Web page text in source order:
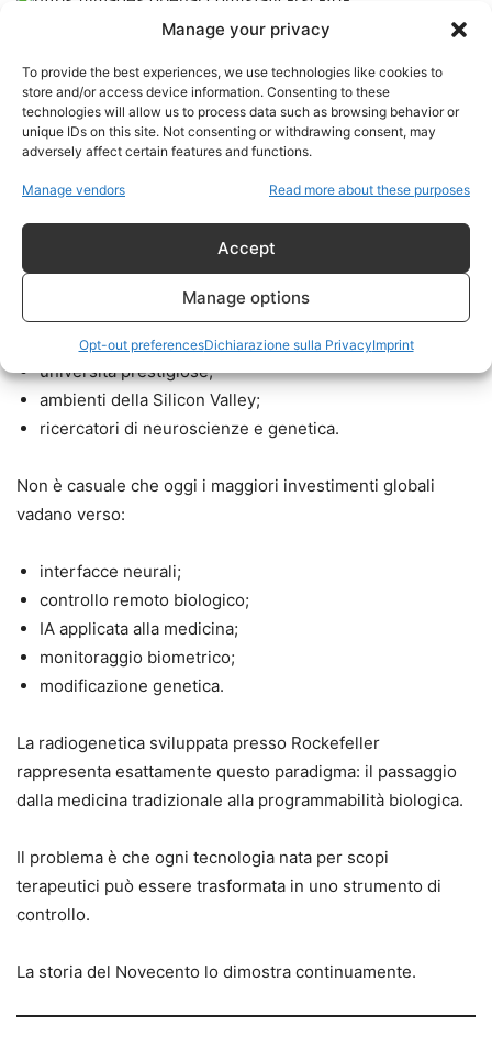
Manage your privacy
To provide the best experiences, we use technologies like cookies to
store and/or access device information. Consenting to these
technologies will allow us to process data such as browsing behavior or
unique IDs on this site. Not consenting or withdrawing consent, may
adversely affect certain features and functions.
Manage vendors Read more about these purposes
Accept
Manage options
Opt-out preferencesDichiarazione sulla PrivacyImprint
era il rapporto strettissimo tra finanza, tecnologia e ricerca
scientifica.
Epstein frequentava:
laboratori avanzati;
università prestigiose;
ambienti della Silicon Valley;
ricercatori di neuroscienze e genetica.
Non è casuale che oggi i maggiori investimenti globali
vadano verso:
interfacce neurali;
controllo remoto biologico;
IA applicata alla medicina;
monitoraggio biometrico;
modificazione genetica.
La radiogenetica sviluppata presso Rockefeller
rappresenta esattamente questo paradigma: il passaggio
dalla medicina tradizionale alla programmabilità biologica.
Il problema è che ogni tecnologia nata per scopi
terapeutici può essere trasformata in uno strumento di
controllo.
La storia del Novecento lo dimostra continuamente.